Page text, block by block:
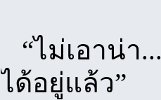
“ไม่เอาน่า
ได้อยู่แล้ว”